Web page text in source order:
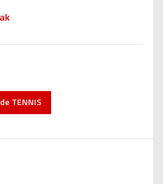
TENNIS